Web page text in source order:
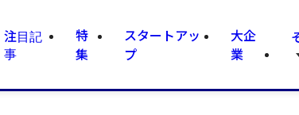
注目記
事
特
集
スタートアッ
プ
大企
業